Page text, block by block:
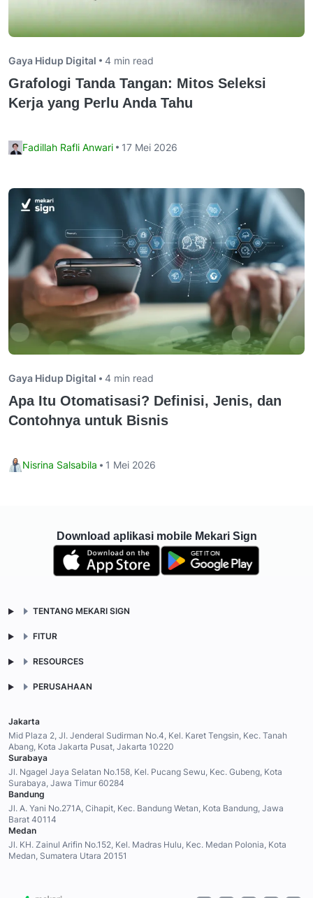
Gaya Hidup Digital 4 min read
Grafologi Tanda Tangan: Mitos Seleksi
Kerja yang Perlu Anda Tahu
Fadillah Rafli Anwari 17 Mei 2026
Gaya Hidup Digital 4 min read
Apa Itu Otomatisasi? Definisi, Jenis, dan
Contohnya untuk Bisnis
Nisrina Salsabila 1 Mei 2026
Download aplikasi mobile Mekari Sign
TENTANG MEKARI SIGN
FITUR
RESOURCES
PERUSAHAAN
Jakarta
Mid Plaza 2, Jl. Jenderal Sudirman No.4, Kel. Karet Tengsin, Kec. Tanah
Abang, Kota Jakarta Pusat, Jakarta 10220
Surabaya
Jl. Ngagel Jaya Selatan No.158, Kel. Pucang Sewu, Kec. Gubeng, Kota
Surabaya, Jawa Timur 60284
Bandung
Jl. A. Yani No.271A, Cihapit, Kec. Bandung Wetan, Kota Bandung, Jawa
Barat 40114
Medan
Jl. KH. Zainul Arifin No.152, Kel. Madras Hulu, Kec. Medan Polonia, Kota
Medan, Sumatera Utara 20151